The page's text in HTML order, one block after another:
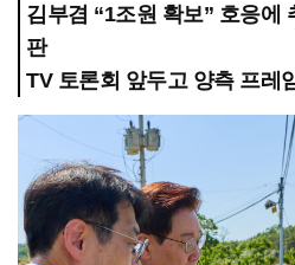
김부겸 “1조원 확보” 호응에
판
TV 토론회 앞두고 양측 프레